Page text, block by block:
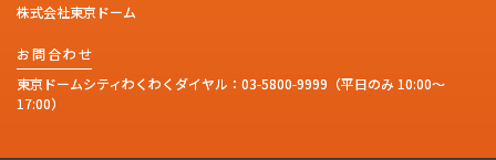
株式会社東京ドーム
お問合わせ
東京ドームシティわくわくダイヤル： 03-5800-9999 （平日のみ 10:00～
17:00）